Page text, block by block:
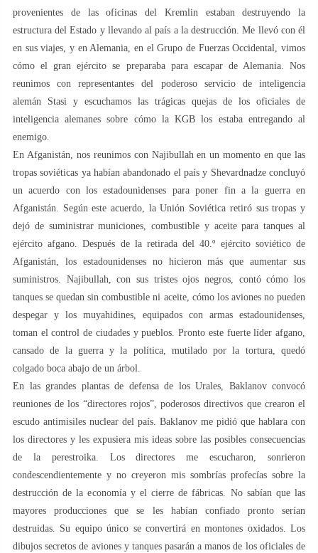
provenientes de las oficinas del Kremlin estaban destruyendo la
estructura del Estado y llevando al país a la destrucción. Me llevó con él
en sus viajes, y en Alemania, en el Grupo de Fuerzas Occidental, vimos
cómo el gran ejército se preparaba para escapar de Alemania. Nos
reunimos con representantes del poderoso servicio de inteligencia
alemán Stasi y escuchamos las trágicas quejas de los oficiales de
inteligencia alemanes sobre cómo la KGB los estaba entregando al
enemigo.
En Afganistán, nos reunimos con Najibullah en un momento en que las
tropas soviéticas ya habían abandonado el país y Shevardnadze concluyó
un acuerdo con los estadounidenses para poner fin a la guerra en
Afganistán. Según este acuerdo, la Unión Soviética retiró sus tropas y
dejó de suministrar municiones, combustible y aceite para tanques al
ejército afgano. Después de la retirada del 40.º ejército soviético de
Afganistán, los estadounidenses no hicieron más que aumentar sus
suministros. Najibullah, con sus tristes ojos negros, contó cómo los
tanques se quedan sin combustible ni aceite, cómo los aviones no pueden
despegar y los muyahidines, equipados con armas estadounidenses,
toman el control de ciudades y pueblos. Pronto este fuerte líder afgano,
cansado de la guerra y la política, mutilado por la tortura, quedó
colgado boca abajo de un árbol.
En las grandes plantas de defensa de los Urales, Baklanov convocó
reuniones de los “directores rojos”, poderosos directivos que crearon el
escudo antimisiles nuclear del país. Baklanov me pidió que hablara con
los directores y les expusiera mis ideas sobre las posibles consecuencias
de la perestroika. Los directores me escucharon, sonrieron
condescendientemente y no creyeron mis sombrías profecías sobre la
destrucción de la economía y el cierre de fábricas. No sabían que las
mayores producciones que se les habían confiado pronto serían
destruidas. Su equipo único se convertirá en montones oxidados. Los
dibujos secretos de aviones y tanques pasarán a manos de los oficiales de